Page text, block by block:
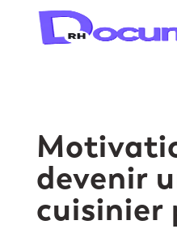
devenir
cuisinier